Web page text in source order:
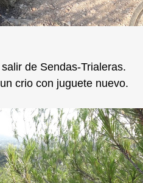
de Sendas-Trialeras.
crio con juguete nuevo.